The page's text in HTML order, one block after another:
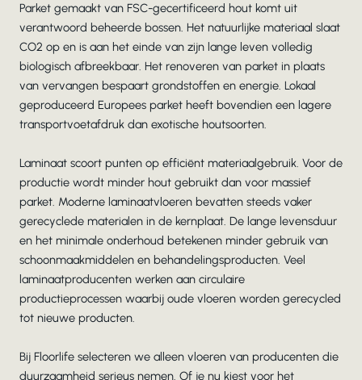
Parket gemaakt van FSC-gecertificeerd hout komt uit
verantwoord beheerde bossen. Het natuurlijke materiaal slaat
CO2 op en is aan het einde van zijn lange leven volledig
biologisch afbreekbaar. Het renoveren van parket in plaats
van vervangen bespaart grondstoffen en energie. Lokaal
geproduceerd Europees parket heeft bovendien een lagere
transportvoetafdruk dan exotische houtsoorten.
Laminaat scoort punten op efficiënt materiaalgebruik. Voor de
productie wordt minder hout gebruikt dan voor massief
parket. Moderne laminaatvloeren bevatten steeds vaker
gerecyclede materialen in de kernplaat. De lange levensduur
en het minimale onderhoud betekenen minder gebruik van
schoonmaakmiddelen en behandelingsproducten. Veel
laminaatproducenten werken aan circulaire
productieprocessen waarbij oude vloeren worden gerecycled
tot nieuwe producten.
Bij Floorlife selecteren we alleen vloeren van producenten die
duurzaamheid serieus nemen. Of je nu kiest voor het